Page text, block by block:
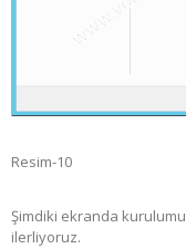
Resim-10
Şimdiki ekranda kurulumu
ilerliyoruz.